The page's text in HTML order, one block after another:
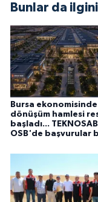
Bunlar da
Bursa
dönüşüm hamlesi
başladı... TEKNOSAB
OSB'de başvurular